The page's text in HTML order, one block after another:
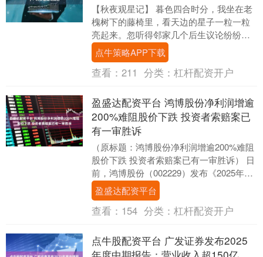
【秋夜观星记】 暮色四合时分，我坐在老
槐树下的藤椅里，看天边的星子一粒一粒
亮起来。忽听得邻家几个后生议论纷纷，
说的尽是些\"徐氏女郎\"的新鲜事。这倒教
我想起前....
点牛策略APP下载
查看： 211 分类： 杠杆配资开户
盈盛达配资平台 鸿博股份净利润增逾
200%难阻股价下跌 投资者索赔案已
有一审胜诉
（原标题：鸿博股份净利润增逾200%难阻
股价下跌 投资者索赔案已有一审胜诉） 日
前，鸿博股份（002229）发布《2025年半
年度报告》。公告显示，上半年公司实....
盈盛达配资平台
查看： 154 分类： 杠杆配资开户
点牛股配资平台 广发证券发布2025